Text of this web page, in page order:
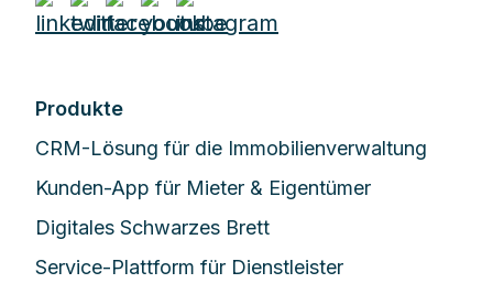
Produkte
CRM-Lösung für die Immobilienverwaltung
Kunden-App für Mieter & Eigentümer
Digitales Schwarzes Brett
Service-Plattform für Dienstleister